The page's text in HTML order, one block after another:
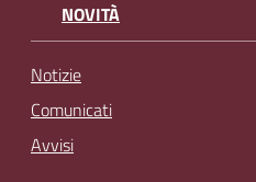
NOVITÀ
Notizie
Comunicati
Avvisi